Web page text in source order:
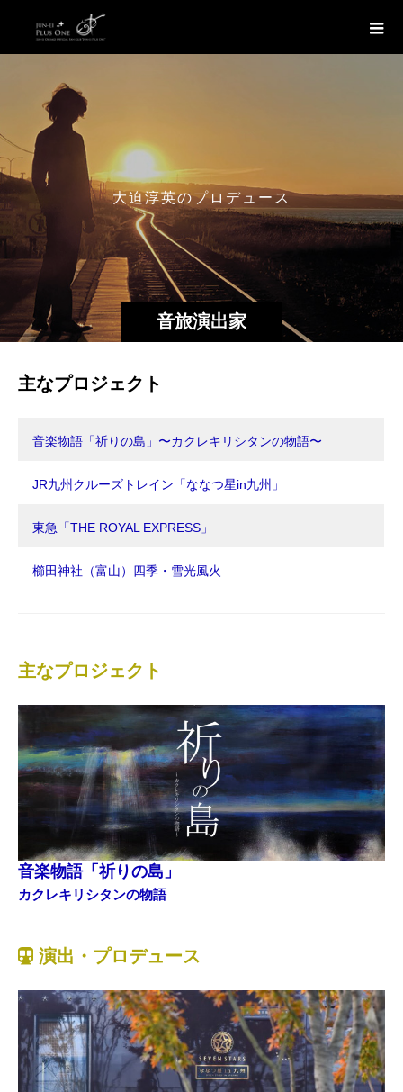
音旅演出家
大迫淳英のプロデュースする作
主なプロジェクト
音楽物語「祈りの島」〜カクレキリシタンの物語〜
JR九州クルーズトレイン「ななつ星in九州」
東急「THE ROYAL EXPRESS」
櫛田神社（富山）四季・雪光風火
主なプロジェクト
音楽物語「祈りの島」
カクレキリシタンの物語
演出・プロデュース